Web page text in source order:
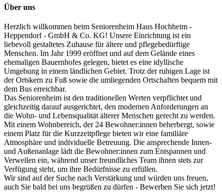
Über uns
Herzlich willkommen beim Seniorenheim Haus Hochheim -
Heppendorf - GmbH & Co. KG! Unsere Einrichtung ist ein
liebevoll gestaltetes Zuhause für ältere und pflegebedürftige
Menschen. Im Jahr 1999 eröffnet und auf dem Gelände eines
ehemaligen Bauernhofes gelegen, bietet es eine idyllische
Umgebung in einem ländlichen Gebiet. Trotz der ruhigen Lage ist
der Ortskern zu Fuß sowie die umliegenden Ortschaften bequem mit
dem Bus erreichbar.
Das Seniorenheim ist den traditionellen Werten verpflichtet und
gleichzeitig darauf ausgerichtet, den modernen Anforderungen an
die Wohn- und Lebensqualität älterer Menschen gerecht zu werden.
Mit einem Wohnbereich, der 24 Bewohner:innen beherbergt, sowie
einem Platz für die Kurzzeitpflege bieten wir eine familiäre
Atmosphäre und individuelle Betreuung. Die ansprechende Innen-
und Außenanlage lädt die Bewohner:innen zum Entspannen und
Verweilen ein, während unser freundliches Team ihnen stets zur
Verfügung steht, um ihre Bedürfnisse zu erfüllen.
Wir sind auf der Suche nach Verstärkung und würden uns freuen,
auch Sie bald bei uns begrüßen zu dürfen - Bewerben Sie sich jetzt!